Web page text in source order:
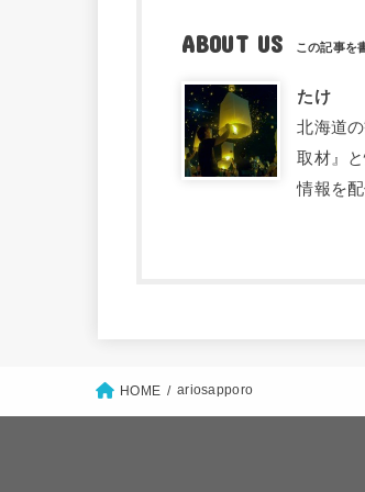
ABOUT US
たけ
北海道
取材』
情報を
HOME ariosapporo